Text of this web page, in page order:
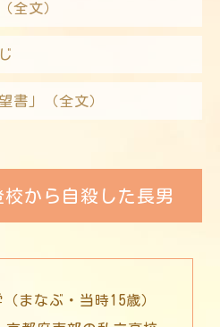
全文）
書」（全文）
から自殺した長男
まなぶ・当時15歳）